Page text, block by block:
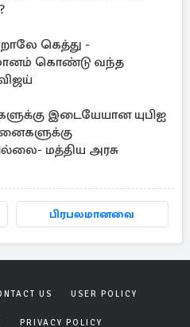
கெத்து -
கொண்டு வந்த
இடையேயான யுபிஐ
மத்திய அரசு
பிரபலமானவை
US USER POLICY
PRIVACY POLICY